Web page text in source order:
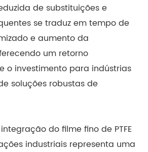
de substituições e
se traduz em tempo de
e aumento da
um retorno
o investimento para indústrias
soluções robustas de
do filme fino de PTFE
industriais representa uma